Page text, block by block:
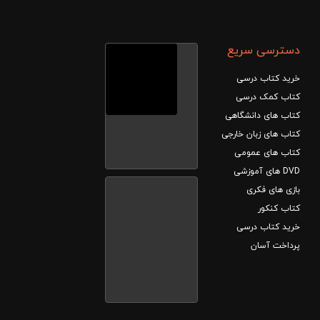
دسترسی سریع
خرید کتاب درسی
کتاب کمک درسی
کتاب های دانشگاهی
کتاب های زبان خارجی
کتاب های عمومی
DVD های آموزشی
بازی های فکری
کتاب کنکور
خرید کتاب درسی
پرداخت آسان